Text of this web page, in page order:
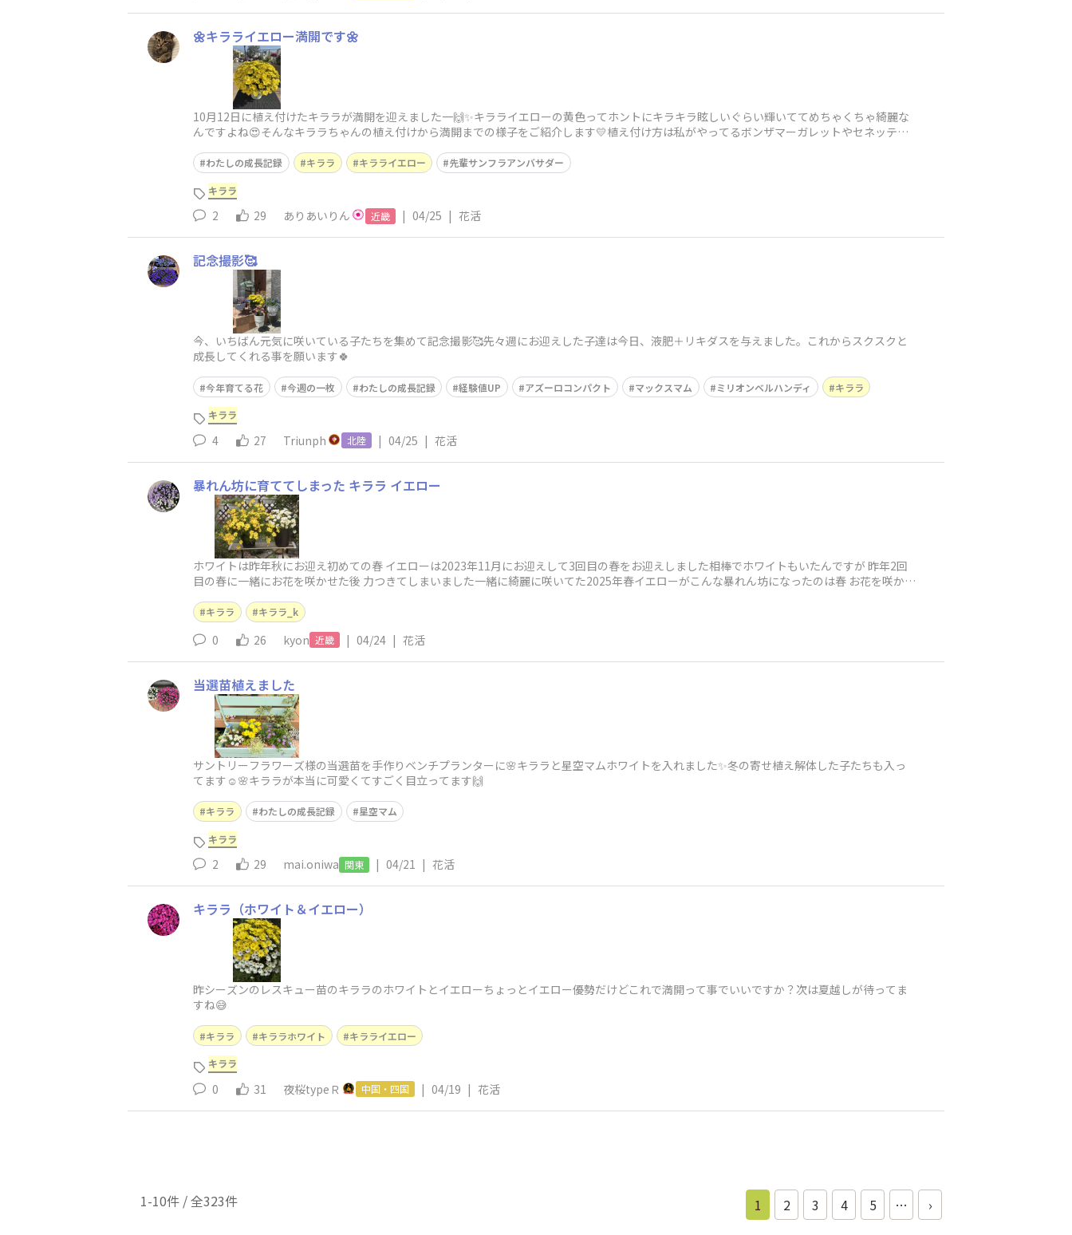
🌼キラライエロー満開です🌼
10月12日に植え付けたキララが満開を迎えました一🙌✨キラライエローの黄色ってホントにキラキラ眩しいぐらい輝いててめちゃくちゃ綺麗な
んですよね😍​そんなキララちゃんの植え付けから満開までの様子をご紹介します💛植え付け方は私がやってるボンザマーガレットやセネッティ
わたしの成長記録 キララ キラライエロー 先輩サンフラアンバサダー
キララ
2 29 ありあいりん 近畿 | 04/25 | 花活
記念撮影🥰
今、いちばん元気に咲いている子たちを集めて記念撮影🥰先々週にお迎えした子達は今日、液肥＋リキダスを与えました。これからスクスクと
成長してくれる事を願います🍀
今年育てる花 今週の一枚 わたしの成長記録 経験値UP アズーロコンパクト マックスマム ミリオンベルハンディ キララ
キララ
4 27 Triunph 北陸 | 04/25 | 花活
暴れん坊に育ててしまった キララ イエロー
ホワイトは昨年秋にお迎え初めての春 イエローは2023年11月にお迎えして3回目の春をお迎えしました相棒でホワイトもいたんですが 昨年2回
目の春に一緒にお花を咲かせた後 力つきてしまいました一緒に綺麗に咲いてた2025年春イエローがこんな暴れん坊になったのは春 お花を咲かせ
キララ キララ_k
0 26 kyon 近畿 | 04/24 | 花活
当選苗植えました
​サントリーフラワーズ様の当選苗を手作りベンチプランターに🌸キララと星空マム​ホワイトを入れました✨冬の寄せ植え解体した子たちも入っ
てます☺️🌸キララが本当に可愛くてすごく目立ってます🙌
キララ わたしの成長記録 星空マム
キララ
2 29 mai.oniwa 関東 | 04/21 | 花活
キララ（ホワイト＆イエロー）
昨シーズンのレスキュー苗のキララのホワイトとイエローちょっとイエロー優勢だけどこれで満開って事でいいですか？次は夏越しが待ってま
すね😅
キララ キララホワイト キラライエロー
キララ
0 31 夜桜typeＲ 中国・四国 | 04/19 | 花活
1-10件 / 全323件 1 2 3 4 5 … ›